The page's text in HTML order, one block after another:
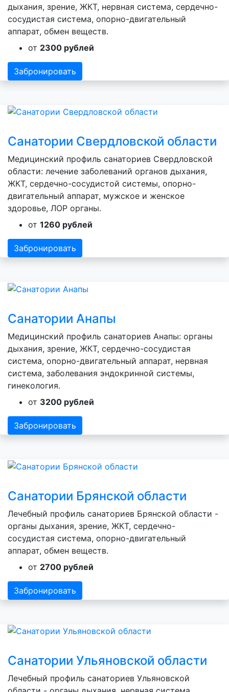
дыхания, зрение, ЖКТ, нервная система, сердечно-
сосудистая система, опорно-двигательный
аппарат, обмен веществ.
от 2300 рублей
Забронировать
Санатории Свердловской области
Медицинский профиль санаториев Свердловской
области: лечение заболеваний органов дыхания,
ЖКТ, сердечно-сосудистой системы, опорно-
двигательный аппарат, мужское и женское
здоровье, ЛОР органы.
от 1260 рублей
Забронировать
Санатории Анапы
Медицинский профиль санаториев Анапы: органы
дыхания, зрение, ЖКТ, сердечно-сосудистая
система, опорно-двигательный аппарат, нервная
система, заболевания эндокринной системы,
гинекология.
от 3200 рублей
Забронировать
Санатории Брянской области
Лечебный профиль санаториев Брянской области -
органы дыхания, зрение, ЖКТ, сердечно-
сосудистая система, опорно-двигательный
аппарат, обмен веществ.
от 2700 рублей
Забронировать
Санатории Ульяновской области
Лечебный профиль санаториев Ульяновской